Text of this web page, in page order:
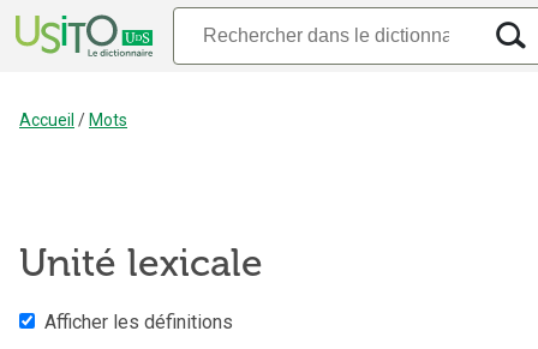
Accueil / Mots
Unité lexicale
Afficher les définitions